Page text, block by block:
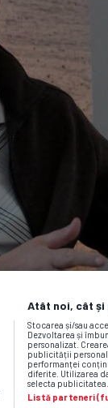
Atât noi, cât
Stocarea și/sau
Dezvoltarea și
personalizat.
publicității
performanței
diferite. Utilizarea
selecta
Listă parteneri